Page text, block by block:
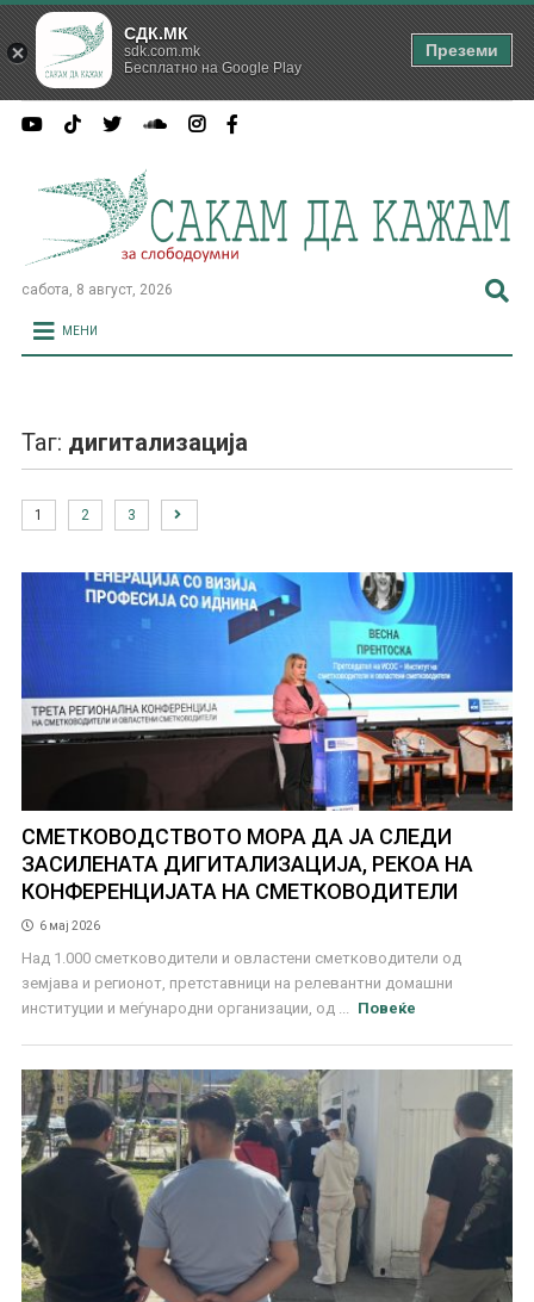
сабота, 8 август, 2026
МЕНИ
Таг: дигитализација
1 2 3
СМЕТКОВОДСТВОТО МОРА ДА ЈА СЛЕДИ
ЗАСИЛЕНАТА ДИГИТАЛИЗАЦИЈА, РЕКОА НА
КОНФЕРЕНЦИЈАТА НА СМЕТКОВОДИТЕЛИ
6 мај 2026
Над 1.000 сметководители и овластени сметководители од
земјава и регионот, претставници на релевантни домашни
институции и меѓународни организации, од ...
Повеќе
СДК.МК
sdk.com.mk
Бесплатно на Google Play
Преземи